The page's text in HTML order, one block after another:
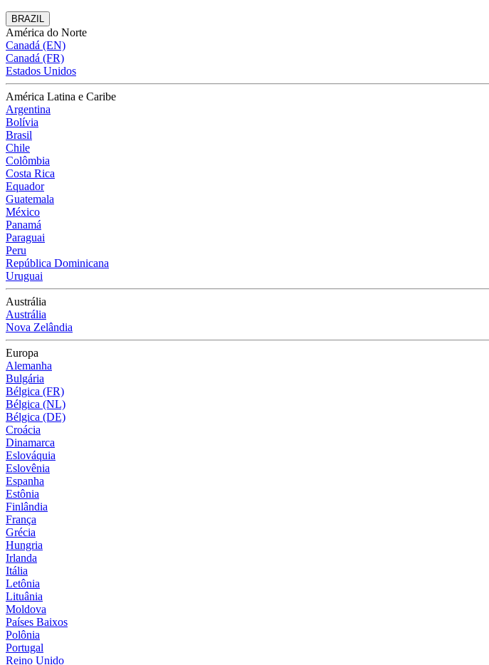
BRAZIL
América do Norte
Canadá (EN)
Canadá (FR)
Estados Unidos
América Latina e Caribe
Argentina
Bolívia
Brasil
Chile
Colômbia
Costa Rica
Equador
Guatemala
México
Panamá
Paraguai
Peru
República Dominicana
Uruguai
Austrália
Austrália
Nova Zelândia
Europa
Alemanha
Bulgária
Bélgica (FR)
Bélgica (NL)
Bélgica (DE)
Croácia
Dinamarca
Eslováquia
Eslovênia
Espanha
Estônia
Finlândia
França
Grécia
Hungria
Irlanda
Itália
Letônia
Lituânia
Moldova
Países Baixos
Polônia
Portugal
Reino Unido